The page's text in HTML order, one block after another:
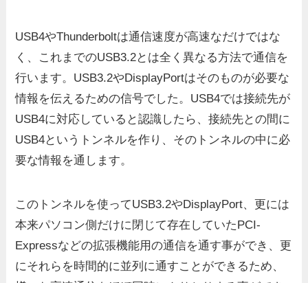
USB4やThunderboltは通信速度が高速なだけではな
く、これまでのUSB3.2とは全く異なる方法で通信を
行います。USB3.2やDisplayPortはそのものが必要な
情報を伝えるための信号でした。USB4では接続先が
USB4に対応していると認識したら、接続先との間に
USB4というトンネルを作り、そのトンネルの中に必
要な情報を通します。
このトンネルを使ってUSB3.2やDisplayPort、更には
本来パソコン側だけに閉じて存在していたPCI-
Expressなどの拡張機能用の通信を通す事ができ、更
にそれらを時間的に並列に通すことができるため、